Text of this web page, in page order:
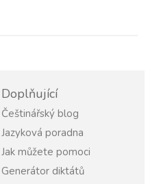
Doplňující
Češtinářský blog
Jazyková poradna
Jak můžete pomoci
Generátor diktátů